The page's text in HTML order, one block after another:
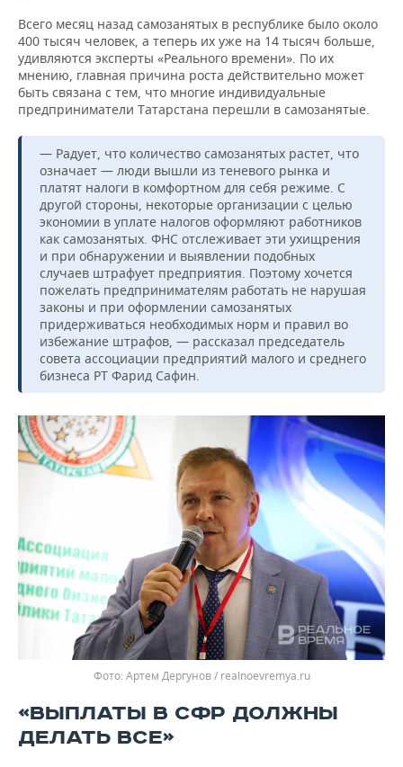
Всего месяц назад самозанятых в республике было около
400 тысяч человек, а теперь их уже на 14 тысяч больше,
удивляются эксперты «Реального времени». По их
мнению, главная причина роста действительно может
быть связана с тем, что многие индивидуальные
предприниматели Татарстана перешли в самозанятые.
— Радует, что количество самозанятых растет, что
означает — люди вышли из теневого рынка и
платят налоги в комфортном для себя режиме. С
другой стороны, некоторые организации с целью
экономии в уплате налогов оформляют работников
как самозанятых. ФНС отслеживает эти ухищрения
и при обнаружении и выявлении подобных
случаев штрафует предприятия. Поэтому хочется
пожелать предпринимателям работать не нарушая
законы и при оформлении самозанятых
придерживаться необходимых норм и правил во
избежание штрафов, — рассказал председатель
совета ассоциации предприятий малого и среднего
бизнеса РТ Фарид Сафин.
Артем Дергунов / realnoevremya.ru
«ВЫПЛАТЫ В СФР ДОЛЖНЫ
ДЕЛАТЬ ВСЕ»